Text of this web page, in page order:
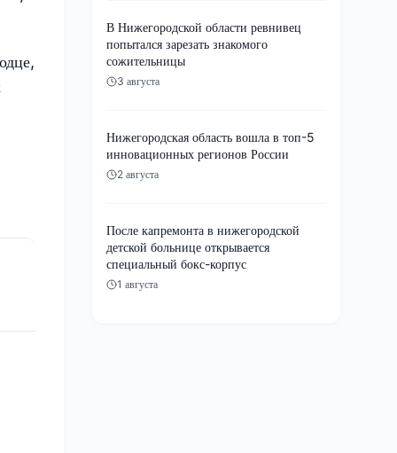
В Нижегородской области ревнивец
попытался зарезать знакомого
сожительницы
3 августа
Нижегородская область вошла в топ-5
инновационных регионов России
2 августа
После капремонта в нижегородской
детской больнице открывается
специальный бокс-корпус
1 августа